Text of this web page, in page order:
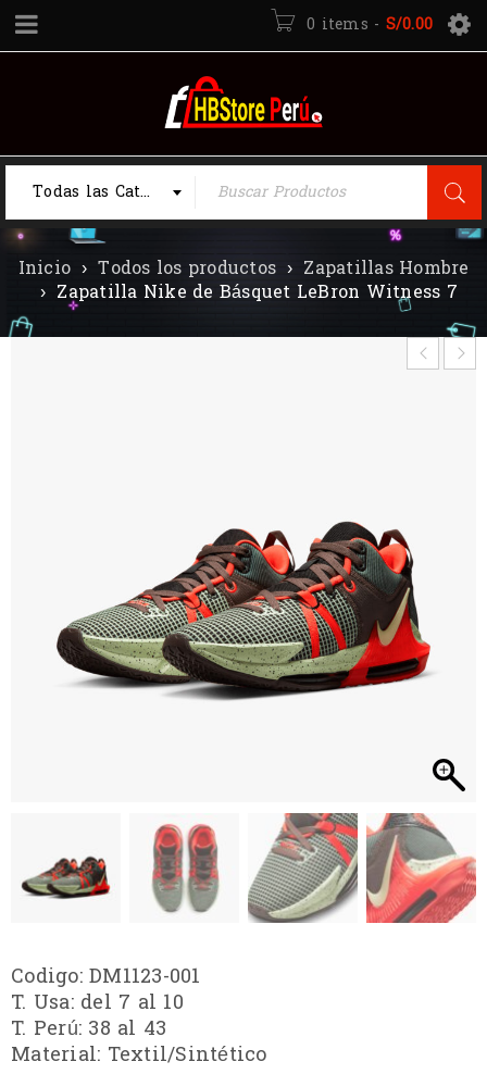
0 items - S/0.00
Todas las Categorias
Inicio › Todos los productos › Zapatillas Hombre
› Zapatilla Nike de Básquet LeBron Witness 7
Codigo: DM1123-001
T. Usa: del 7 al 10
T. Perú: 38 al 43
Material: Textil/Sintético